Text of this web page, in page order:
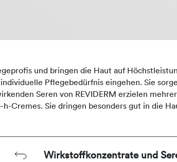
und bringen die Haut auf
Pflegebedürfnis eingehen. Sie
Seren von REVIDERM erzielen
h-Cremes. Sie dringen besonders gut in die
Wirkstoffkonzentrate und